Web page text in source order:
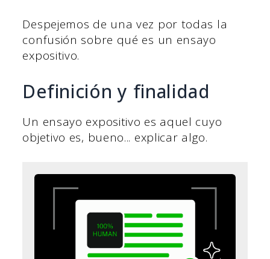
Despejemos de una vez por todas la
confusión sobre qué es un ensayo
expositivo.
Definición y finalidad
Un ensayo expositivo es aquel cuyo
objetivo es, bueno... explicar algo.